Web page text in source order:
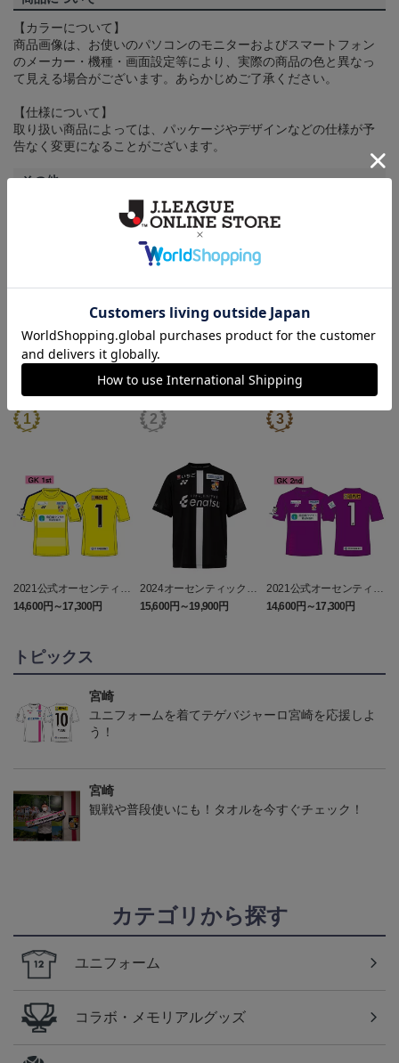
【カラーについて】
商品画像は、お使いのパソコンのモニターおよびスマートフォン
のメーカー・機種・画面設定等により、実際の商品の色と異なっ
て見える場合がございます。あらかじめご了承ください。
【仕様について】
取り扱い商品によっては、パッケージやデザインなどの仕様が予
告なく変更になることがございます。
その他
決済について
ギフト対応について
2021公式オーセンティッ
クユニフォーム GK1st
14,600円～17,300円
2024オーセンティックユ
ニフォーム（FP2nd）
15,600円～19,900円
2021公式オーセンティッ
クユニフォーム GK2nd
14,600円～17,300円
トピックス
宮崎
ユニフォームを着てテゲバジャーロ宮崎を応援しよ
う！
宮崎
観戦や普段使いにも！タオルを今すぐチェック！
カテゴリから探す
ユニフォーム
コラボ・メモリアルグッズ